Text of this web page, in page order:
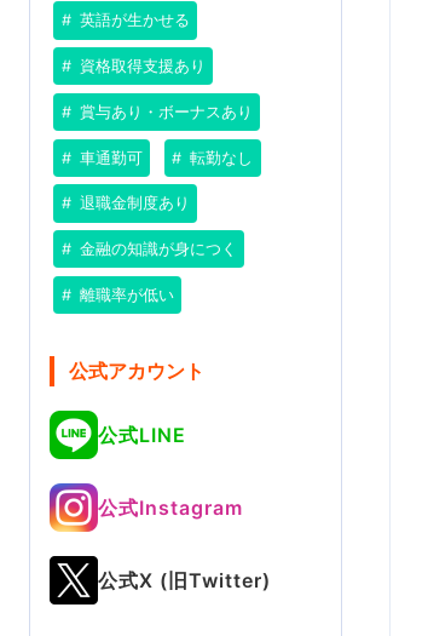
英語が生かせる
資格取得支援あり
賞与あり・ボーナスあり
車通勤可 転勤なし
退職金制度あり
金融の知識が身につく
離職率が低い
公式アカウント
公式LINE
公式Instagram
公式X (旧Twitter)